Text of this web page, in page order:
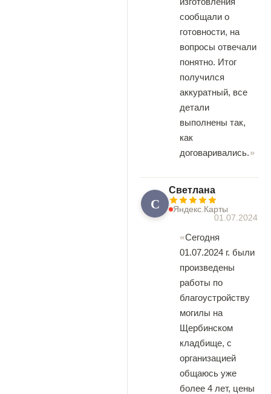
сообщали о
готовности, на
вопросы отвечали
понятно. Итог
получился
аккуратный, все
детали
выполнены так,
как
договаривались.
С
Светлана
Яндекс.Карты
01.07.2024
Сегодня
01.07.2024 г. были
произведены
работы по
благоустройству
могилы на
Щербинском
кладбище, с
организацией
общаюсь уже
более 4 лет, цены